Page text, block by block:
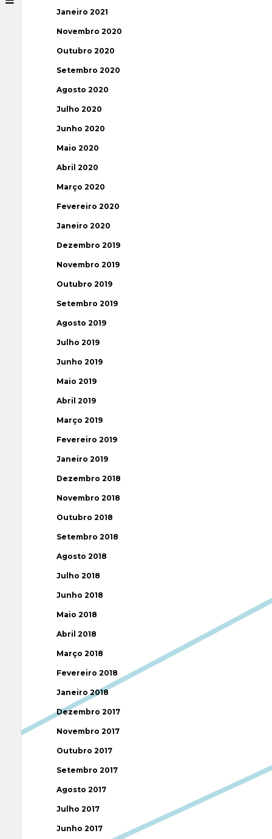
Janeiro 2021
Novembro 2020
Outubro 2020
Setembro 2020
Agosto 2020
Julho 2020
Junho 2020
Maio 2020
Abril 2020
Março 2020
Fevereiro 2020
Janeiro 2020
Dezembro 2019
Novembro 2019
Outubro 2019
Setembro 2019
Agosto 2019
Julho 2019
Junho 2019
Maio 2019
Abril 2019
Março 2019
Fevereiro 2019
Janeiro 2019
Dezembro 2018
Novembro 2018
Outubro 2018
Setembro 2018
Agosto 2018
Julho 2018
Junho 2018
Maio 2018
Abril 2018
Março 2018
Fevereiro 2018
Janeiro 2018
Dezembro 2017
Novembro 2017
Outubro 2017
Setembro 2017
Agosto 2017
Julho 2017
Junho 2017